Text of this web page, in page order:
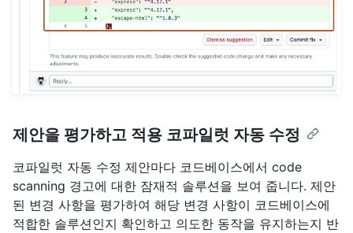
제안을 평가하고 적용 코파일럿 자동 수정
코파일럿 자동 수정 제안마다 코드베이스에서 code
scanning 경고에 대한 잠재적 솔루션을 보여 줍니다. 제안
된 변경 사항을 평가하여 해당 변경 사항이 코드베이스에
적합한 솔루션인지 확인하고 의도한 동작을 유지하는지 반